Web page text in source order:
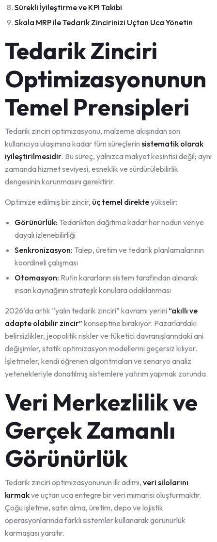
Sürekli İyileştirme ve KPI Takibi
Skala MRP ile Tedarik Zincirinizi Uçtan Uca Yönetin
Tedarik Zinciri
Optimizasyonunun
Temel Prensipleri
Tedarik zinciri optimizasyonu, malzeme akışından son
kullanıcıya ulaşımına kadar tüm süreçlerin sistematik olarak
iyileştirilmesidir. Bu süreç, yalnızca maliyet kesintisi değil; aynı
zamanda hizmet seviyesi, esneklik ve sürdürülebilirlik
dengesinin korunmasını gerektirir.
Optimize edilmiş bir zincir, üç temel direkteyükselir:
Görünürlük: Tedarikten dağıtıma kadar her nodun veriye
dayalı izlenebilirliği
Senkronizasyon: Talep, üretim ve tedarik planlamalarının
koordineli çalışması
Otomasyon: Rutin kararların sistem tarafından alınarak
insan kaynağının stratejik konulara odaklanması
2026’da artık “yalın tedarik zinciri” kavramı yerini “akıllı ve
adapte olabilir zincir” konseptine bırakıyor. Pazarlardaki
belirsizlikler, jeopolitik riskler ve tüketici davranışlarındaki ani
değişimler, statik optimizasyon modellerini geçersiz kılıyor.
İşletmeler, kendi öğrenen algoritmaları ve senaryo analiz
yetenekleriyle donatılmış sistemlere yatırım yapmak zorunda.
Veri Merkezlilik ve
Gerçek Zamanlı
Görünürlük
Tedarik zinciri optimizasyonunun ilk adımı, veri silolarını
kırmakve uçtan uca entegre bir veri mimarisi oluşturmaktır.
Çoğu işletme, satın alma, üretim, depo ve lojistik
operasyonlarında farklı sistemler kullanarak görünürlük
karmaşası yaratır.